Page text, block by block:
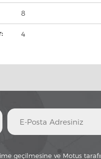
8
4
geçilmesine ve Motus